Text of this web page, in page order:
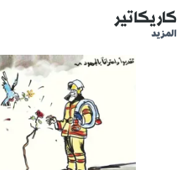
كاريكاتير
المزيد